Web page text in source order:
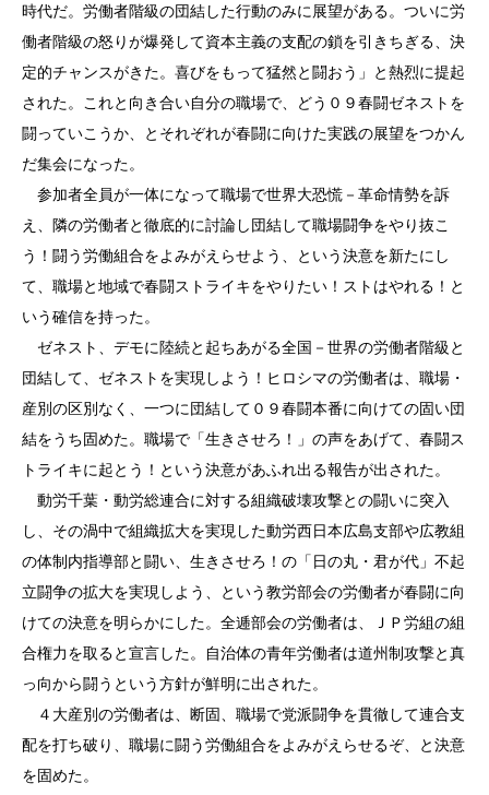
時代だ。労働者階級の団結した行動のみに展望がある。ついに労
働者階級の怒りが爆発して資本主義の支配の鎖を引きちぎる、決
定的チャンスがきた。喜びをもって猛然と闘おう」と熱烈に提起
された。これと向き合い自分の職場で、どう０９春闘ゼネストを
闘っていこうか、とそれぞれが春闘に向けた実践の展望をつかん
だ集会になった。
参加者全員が一体になって職場で世界大恐慌－革命情勢を訴
え、隣の労働者と徹底的に討論し団結して職場闘争をやり抜こ
う！闘う労働組合をよみがえらせよう、という決意を新たにし
て、職場と地域で春闘ストライキをやりたい！ストはやれる！と
いう確信を持った。
ゼネスト、デモに陸続と起ちあがる全国－世界の労働者階級と
団結して、ゼネストを実現しよう！ヒロシマの労働者は、職場・
産別の区別なく、一つに団結して０９春闘本番に向けての固い団
結をうち固めた。職場で「生きさせろ！」の声をあげて、春闘ス
トライキに起とう！という決意があふれ出る報告が出された。
動労千葉・動労総連合に対する組織破壊攻撃との闘いに突入
し、その渦中で組織拡大を実現した動労西日本広島支部や広教組
の体制内指導部と闘い、生きさせろ！の「日の丸・君が代」不起
立闘争の拡大を実現しよう、という教労部会の労働者が春闘に向
けての決意を明らかにした。全逓部会の労働者は、ＪＰ労組の組
合権力を取ると宣言した。自治体の青年労働者は道州制攻撃と真
っ向から闘うという方針が鮮明に出された。
４大産別の労働者は、断固、職場で党派闘争を貫徹して連合支
配を打ち破り、職場に闘う労働組合をよみがえらせるぞ、と決意
を固めた。